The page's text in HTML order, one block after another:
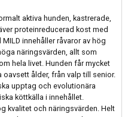
aktiva hunden, kastrerade,
proteinreducerad kost med
innehåller råvaror av hög
näringsvärden, allt som
hela livet. Hunden får mycket
ålder, från valp till senior.
upptag och evolutionära
köttkälla i innehållet.
kvalitet och näringsvärden. Helt